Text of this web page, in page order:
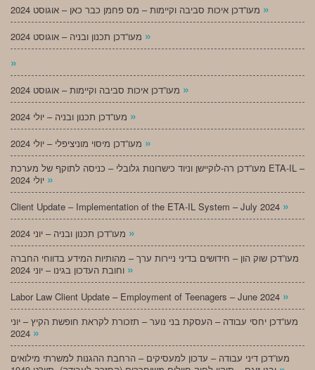
»
»
»
»
»
»
מעו”דכן רה-לוקיישן וניוד כישרונות גלובלי – כניסה לתוקף של מערכת ETA-IL –
»
Client Update – Implementation of the ETA-IL System – July 2024 »
»
מעו”דכן שוק הון – חידושים בדיני ניירות ערך – מהותיות המידע בדווחי החברה
»
Labor Law Client Update – Employment of Teenagers – June 2024 »
מעו”דכן יחסי עבודה – העסקת בני נוער – תזכורת לקראת חופשת הקיץ – יוני
»
מעו”דכן דיני עבודה – עדכון למעסיקים – הרחבת ההגנות למשרתי מילואים